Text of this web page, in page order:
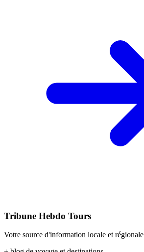
Tribune Hebdo Tours
Votre source d'information locale et régionale